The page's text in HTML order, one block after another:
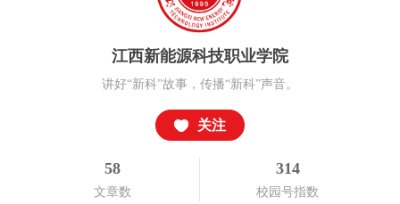
江西新能源科技职业学院
讲好“新科”故事，传播“新科”声音。
关注
58
文章数
314
校园号指数